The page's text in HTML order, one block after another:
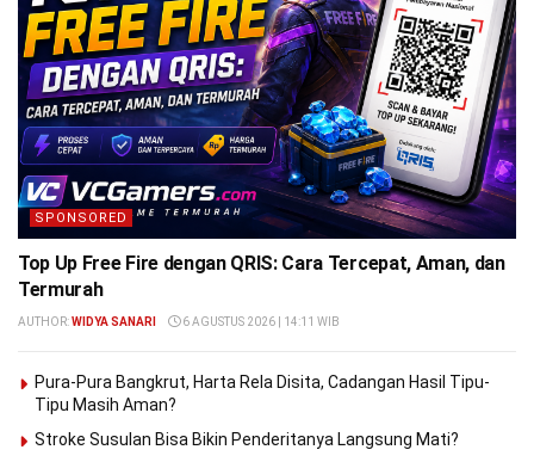
SPONSORED
Top Up Free Fire dengan QRIS: Cara Tercepat, Aman, dan
Termurah
AUTHOR:WIDYA SANARI 6 AGUSTUS 2026 | 14:11 WIB
Pura-Pura Bangkrut, Harta Rela Disita, Cadangan Hasil Tipu-
Tipu Masih Aman?
Stroke Susulan Bisa Bikin Penderitanya Langsung Mati?